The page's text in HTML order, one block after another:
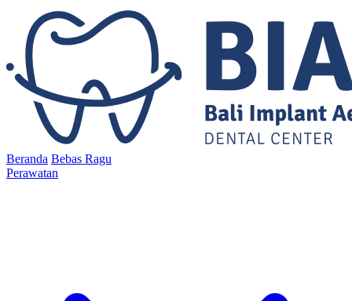
Beranda Bebas Ragu
Perawatan